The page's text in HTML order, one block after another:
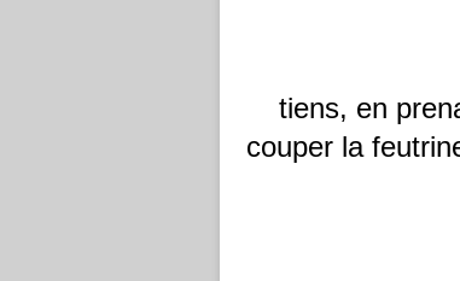
tiens, en
couper la